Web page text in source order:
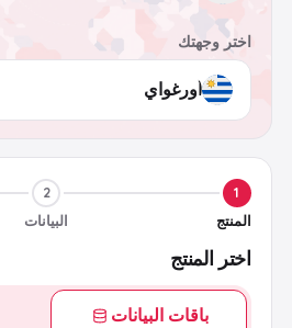
اختر وجهتك
1
المنتج
2
البيانات
اختر المنتج
باقات البيانات